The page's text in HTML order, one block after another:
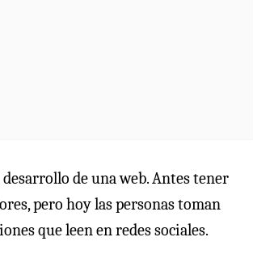
de una web. Antes tener
pero hoy las personas toman
que leen en redes sociales.